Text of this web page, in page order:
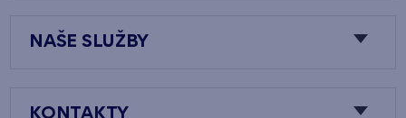
NAŠE SLUŽBY
KONTAKTY